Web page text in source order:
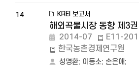
14 KREI 보고서
해외곡물시장 동향 제3
2014-07
E11-
한국농촌경제연구원
성명환; 이동소; 손은애;